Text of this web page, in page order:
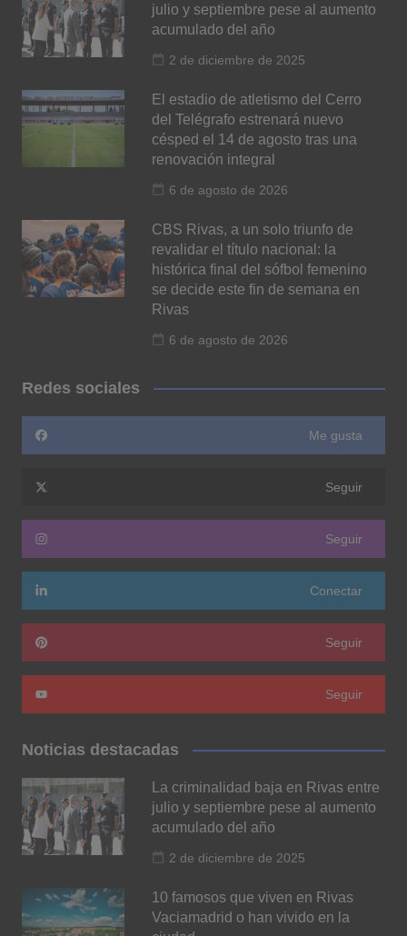
julio y septiembre pese al aumento
acumulado del año
2 de diciembre de 2025
El estadio de atletismo del Cerro
del Telégrafo estrenará nuevo
césped el 14 de agosto tras una
renovación integral
6 de agosto de 2026
CBS Rivas, a un solo triunfo de
revalidar el título nacional: la
histórica final del sófbol femenino
se decide este fin de semana en
Rivas
6 de agosto de 2026
Redes sociales
Me gusta
Seguir
Seguir
Conectar
Seguir
Seguir
Noticias destacadas
La criminalidad baja en Rivas entre
julio y septiembre pese al aumento
acumulado del año
2 de diciembre de 2025
10 famosos que viven en Rivas
Vaciamadrid o han vivido en la